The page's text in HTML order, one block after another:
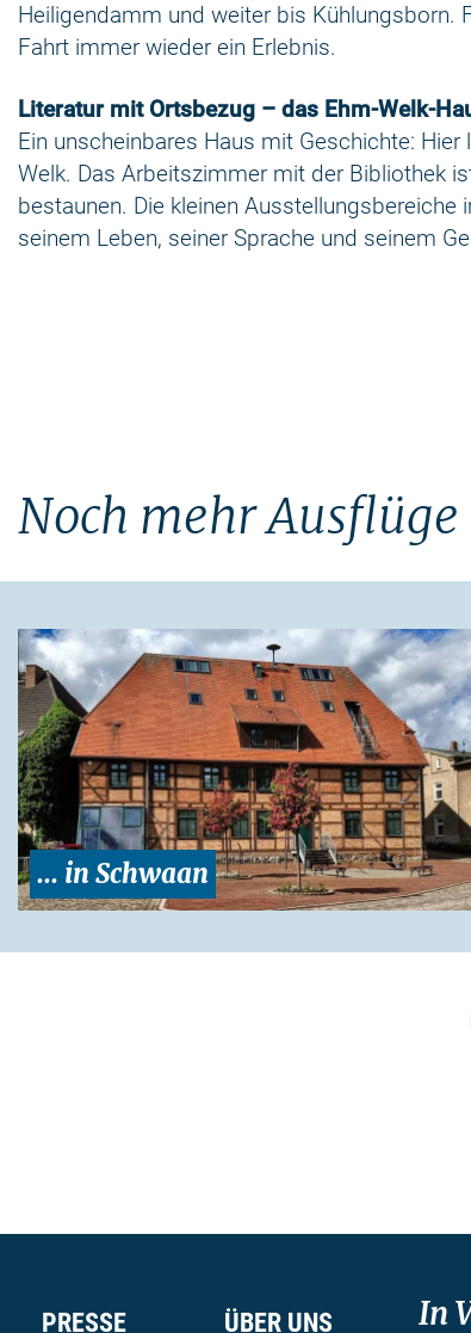
Heiligendamm und weiter bis Kühlungsborn.
Fahrt immer wieder ein Erlebnis.
Literatur mit Ortsbezug – das Ehm-Welk-
Ein unscheinbares Haus mit Geschichte:
Welk. Das Arbeitszimmer mit der Bibliothek
bestaunen. Die kleinen Ausstellungsbereiche
seinem Leben, seiner Sprache und seinem
Noch mehr
... in Schwaan
PRESSE ÜBER UNS In